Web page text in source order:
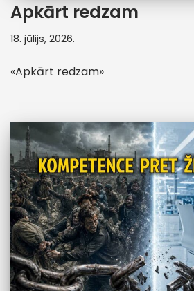
Apkārt redzam
18. jūlijs, 2026.
«Apkārt redzam»